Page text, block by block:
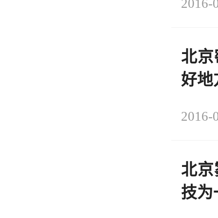
2016-
北
好地
2016-
北
技为